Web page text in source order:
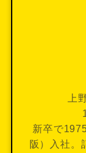
上
新卒で
阪）入社。